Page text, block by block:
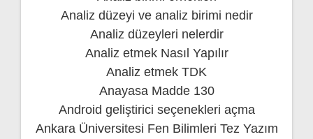
Analiz düzeyi ve analiz birimi nedir
Analiz düzeyleri nelerdir
Analiz etmek Nasıl Yapılır
Analiz etmek TDK
Anayasa Madde 130
Android geliştirici seçenekleri açma
Ankara Üniversitesi Fen Bilimleri Tez Yazım